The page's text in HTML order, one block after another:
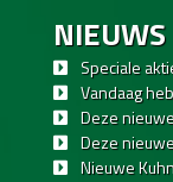
NIEUWS
Speciale
Vandaag
Deze
Deze
Nieuwe